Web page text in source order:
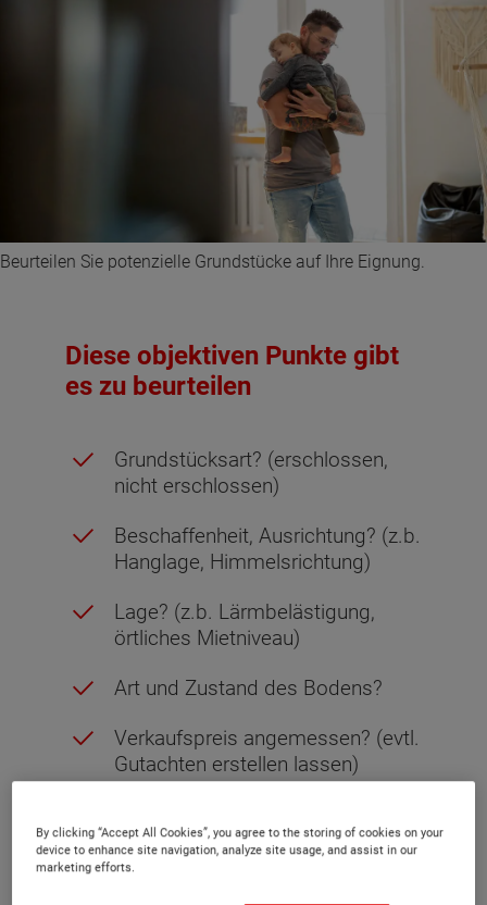
Beurteilen Sie potenzielle Grundstücke auf Ihre Eignung.
Diese objektiven Punkte gibt
es zu beurteilen
Grundstücksart? (erschlossen,
nicht erschlossen)
Beschaffenheit, Ausrichtung? (z.b.
Hanglage, Himmelsrichtung)
Lage? (z.b. Lärmbelästigung,
örtliches Mietniveau)
Art und Zustand des Bodens?
Verkaufspreis angemessen? (evtl.
Gutachten erstellen lassen)
Einschränkungen?
By clicking “Accept All Cookies”, you agree to the storing of cookies on your
device to enhance site navigation, analyze site usage, and assist in our
marketing efforts.